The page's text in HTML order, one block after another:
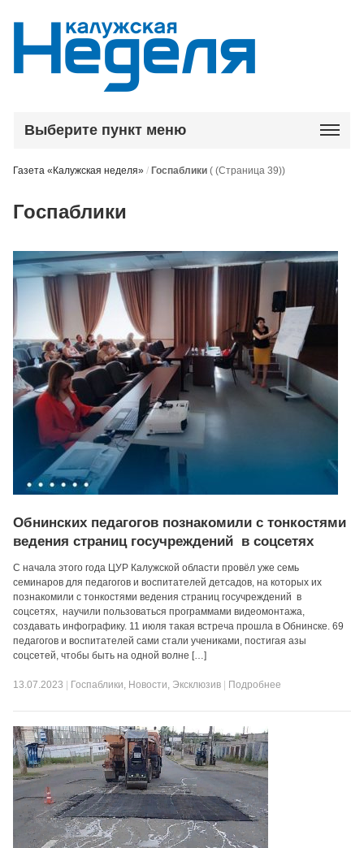
Выберите пункт меню
Газета «Калужская неделя» / Госпаблики ( (Страница 39))
Госпаблики
Обнинских педагогов познакомили с тонкостями
ведения страниц госучреждений в соцсетях
С начала этого года ЦУР Калужской области провёл уже семь
семинаров для педагогов и воспитателей детсадов, на которых их
познакомили с тонкостями ведения страниц госучреждений в
соцсетях, научили пользоваться программами видеомонтажа,
создавать инфографику. 11 июля такая встреча прошла в Обнинске. 69
педагогов и воспитателей сами стали учениками, постигая азы
соцсетей, чтобы быть на одной волне […]
13.07.2023 Госпаблики, Новости, Эксклюзив Подробнее